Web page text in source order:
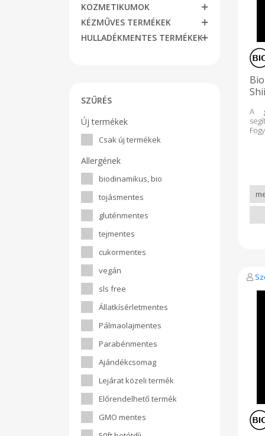
KOZMETIKUMOK
KÉZMŰVES TERMÉKEK
HULLADÉKMENTES TERMÉKEK
SZŰRÉS
Új termékek
Csak új termékek
Allergének
biodinamikus, bio
tojásmentes
gluténmentes
tejmentes
cukormentes
vegán
sls free
Állatkísérletmentes
Pálmaolajmentes
Parabénmentes
Ajándékcsomag
Lejárat közeli termék
Előrendelhető termék
GMO mentes
a
A